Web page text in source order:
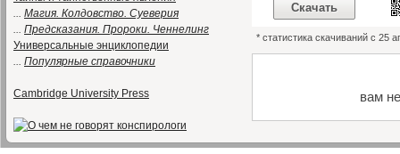
... Магия. Колдовство. Суеверия
... Предсказания. Пророки. Ченнелинг
Универсальные энциклопедии
... Популярные справочники
Cambridge University Press
Скачать
* статистика скачиваний с 25
вам